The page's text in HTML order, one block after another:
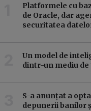
Platformele cu
de Oracle, dar
securitatea
Un model de
dintr-un mediu
S-a anunțat a
depunerii banilor